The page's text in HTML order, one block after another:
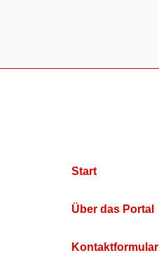
Start
Über das Portal
Kontaktformular